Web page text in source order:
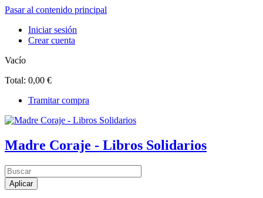
Pasar al contenido principal
Iniciar sesión
Crear cuenta
Vacío
Total: 0,00 €
Tramitar compra
Madre Coraje - Libros Solidarios